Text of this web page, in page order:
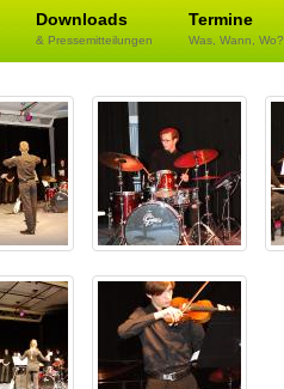
Downloads
& Pressemitteilungen
Termine
Was, Wann, Wo?